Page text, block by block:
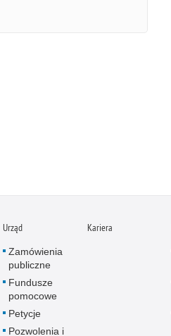
Urząd
Zamówienia
publiczne
Fundusze
pomocowe
Petycje
Pozwolenia i
Kariera